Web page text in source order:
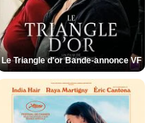
Le Triangle d'or Bande-annonce VF